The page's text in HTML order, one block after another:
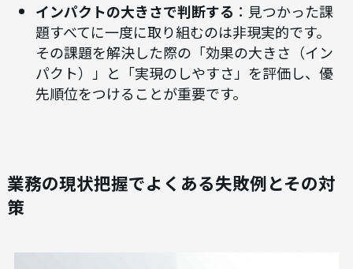
インパクトの大きさで判断する ：見つかった課
題すべてに一度に取り組むのは非現実的です。
その課題を解決した際の「効果の大きさ（イン
パクト）」と「実現のしやすさ」を評価し、優
先順位をつけることが重要です。
業務の現状把握でよくある失敗例とその対
策